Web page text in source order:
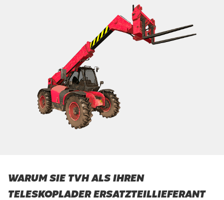
WARUM SIE TVH ALS IHREN
TELESKOPLADER ERSATZTEILLIEFERANT